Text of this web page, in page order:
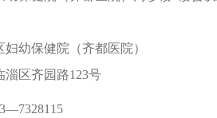
妇幼保健院（齐都医院）
淄区齐园路123号
—7328115